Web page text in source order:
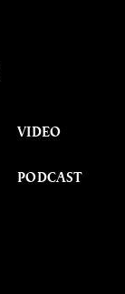
VIDEO
PODCAST